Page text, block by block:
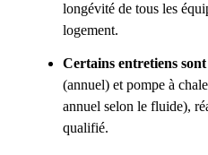
longévité de tous les
logement.
Certains entretiens
(annuel) et pompe à
annuel selon le fluide),
qualifié.